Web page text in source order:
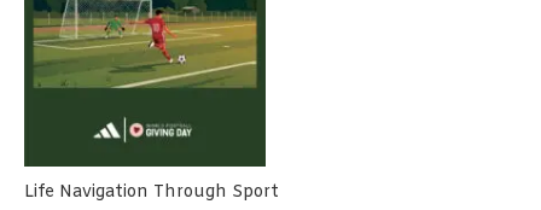
Life Navigation Through Sport